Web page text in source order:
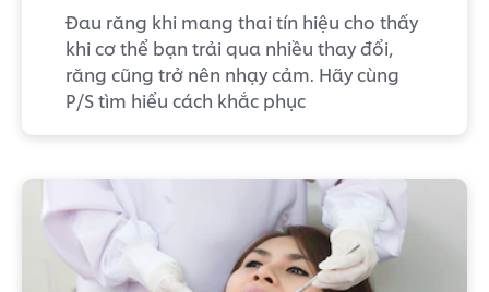
Đau răng khi mang thai tín hiệu cho thấy
khi cơ thể bạn trải qua nhiều thay đổi,
răng cũng trở nên nhạy cảm. Hãy cùng
P/S tìm hiểu cách khắc phục